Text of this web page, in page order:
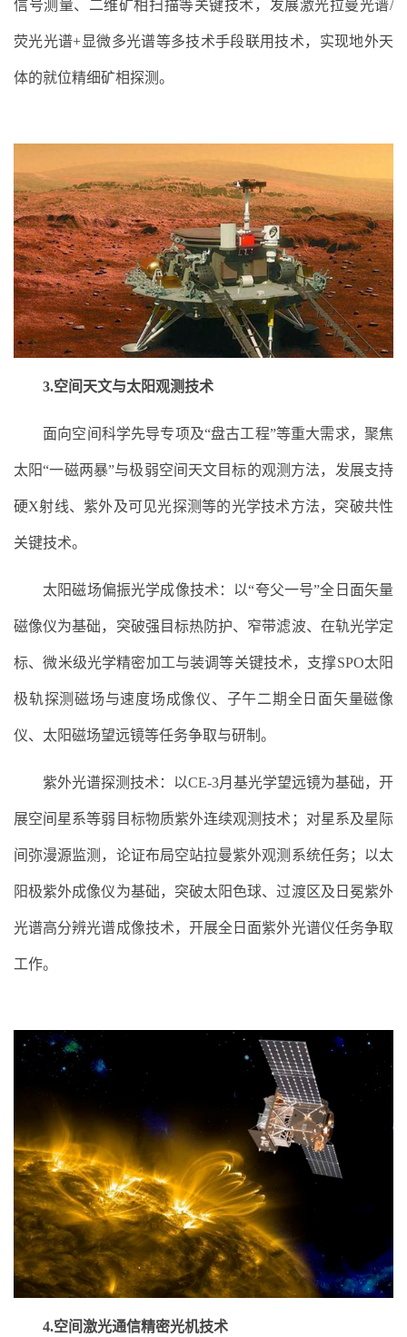
信号测量、二维矿相扫描等关键技术，发展激光拉曼光谱/
荧光光谱+显微多光谱等多技术手段联用技术，实现地外天
体的就位精细矿相探测。
3.空间天文与太阳观测技术
面向空间科学先导专项及“盘古工程”等重大需求，聚焦
太阳“一磁两暴”与极弱空间天文目标的观测方法，发展支持
硬X射线、紫外及可见光探测等的光学技术方法，突破共性
关键技术。
太阳磁场偏振光学成像技术：以“夸父一号”全日面矢量
磁像仪为基础，突破强目标热防护、窄带滤波、在轨光学定
标、微米级光学精密加工与装调等关键技术，支撑SPO太阳
极轨探测磁场与速度场成像仪、子午二期全日面矢量磁像
仪、太阳磁场望远镜等任务争取与研制。
紫外光谱探测技术：以CE-3月基光学望远镜为基础，开
展空间星系等弱目标物质紫外连续观测技术；对星系及星际
间弥漫源监测，论证布局空站拉曼紫外观测系统任务；以太
阳极紫外成像仪为基础，突破太阳色球、过渡区及日冕紫外
光谱高分辨光谱成像技术，开展全日面紫外光谱仪任务争取
工作。
4.空间激光通信精密光机技术